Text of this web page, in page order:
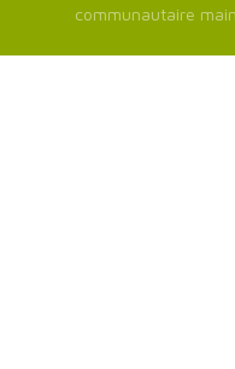
communautaire